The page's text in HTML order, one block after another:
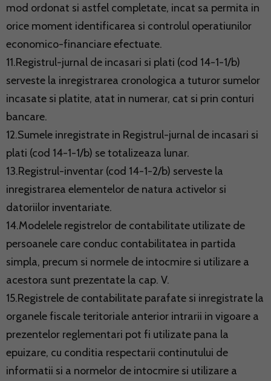
mod ordonat si astfel completate, incat sa permita in
orice moment identificarea si controlul operatiunilor
economico-financiare efectuate.
11.Registrul-jurnal de incasari si plati (cod 14-1-1/b)
serveste la inregistrarea cronologica a tuturor sumelor
incasate si platite, atat in numerar, cat si prin conturi
bancare.
12.Sumele inregistrate in Registrul-jurnal de incasari si
plati (cod 14-1-1/b) se totalizeaza lunar.
13.Registrul-inventar (cod 14-1-2/b) serveste la
inregistrarea elementelor de natura activelor si
datoriilor inventariate.
14.Modelele registrelor de contabilitate utilizate de
persoanele care conduc contabilitatea in partida
simpla, precum si normele de intocmire si utilizare a
acestora sunt prezentate la cap. V.
15.Registrele de contabilitate parafate si inregistrate la
organele fiscale teritoriale anterior intrarii in vigoare a
prezentelor reglementari pot fi utilizate pana la
epuizare, cu conditia respectarii continutului de
informatii si a normelor de intocmire si utilizare a